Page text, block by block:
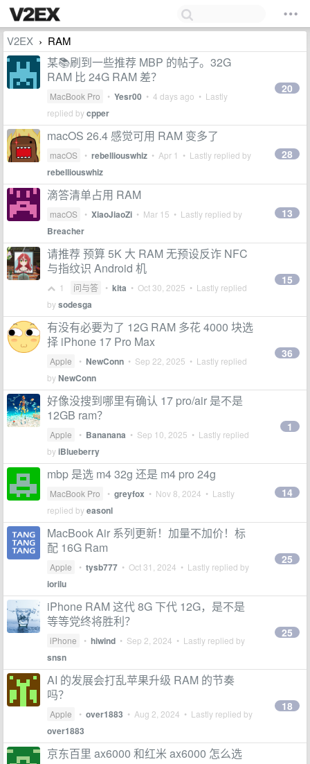
V2EX › RAM
某📚刷到一些推荐 MBP 的帖子。32G
RAM 比 24G RAM 差？
MacBook Pro • Yesr00 • 4 days ago • Lastly
replied bycpper
20
macOS 26.4 感觉可用 RAM 变多了
macOS • rebelliouswhiz • Apr 1 • Lastly replied by
rebelliouswhiz
28
滴答清单占用 RAM
macOS • XiaoJiaoZi • Mar 15 • Lastly replied by
Breacher
13
请推荐 预算 5K 大 RAM 无预设反诈 NFC
与指纹识 Android 机
1 问与答 • kita • Oct 30, 2025 • Lastly replied
bysodesga
15
有没有必要为了 12G RAM 多花 4000 块选
择 iPhone 17 Pro Max
Apple • NewConn • Sep 22, 2025 • Lastly replied
byNewConn
36
好像没搜到哪里有确认 17 pro/air 是不是
12GB ram？
Apple • Bananana • Sep 10, 2025 • Lastly replied
byiBlueberry
1
mbp 是选 m4 32g 还是 m4 pro 24g
MacBook Pro • greyfox • Nov 8, 2024 • Lastly
replied byeasonl
14
MacBook Air 系列更新！加量不加价！标
配 16G Ram
Apple • tysb777 • Oct 31, 2024 • Lastly replied by
iorilu
25
iPhone RAM 这代 8G 下代 12G，是不是
等等党终将胜利？
iPhone • hiwind • Sep 2, 2024 • Lastly replied by
snsn
25
AI 的发展会打乱苹果升级 RAM 的节奏
吗？
Apple • over1883 • Aug 2, 2024 • Lastly replied by
over1883
18
京东百里 ax6000 和红米 ax6000 怎么选